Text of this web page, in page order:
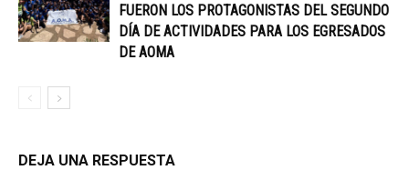
FUERON LOS PROTAGONISTAS DEL SEGUNDO
DÍA DE ACTIVIDADES PARA LOS EGRESADOS
DE AOMA
DEJA UNA RESPUESTA